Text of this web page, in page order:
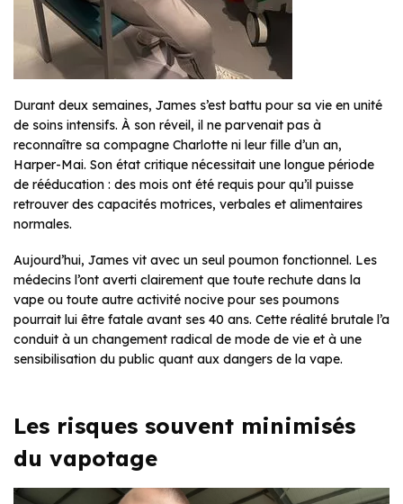
Durant deux semaines, James s’est battu pour sa vie en unité
de soins intensifs. À son réveil, il ne parvenait pas à
reconnaître sa compagne Charlotte ni leur fille d’un an,
Harper-Mai. Son état critique nécessitait une longue période
de rééducation : des mois ont été requis pour qu’il puisse
retrouver des capacités motrices, verbales et alimentaires
normales.
Aujourd’hui, James vit avec un seul poumon fonctionnel. Les
médecins l’ont averti clairement que toute rechute dans la
vape ou toute autre activité nocive pour ses poumons
pourrait lui être fatale avant ses 40 ans. Cette réalité brutale l’a
conduit à un changement radical de mode de vie et à une
sensibilisation du public quant aux dangers de la vape.
Les risques souvent minimisés
du vapotage